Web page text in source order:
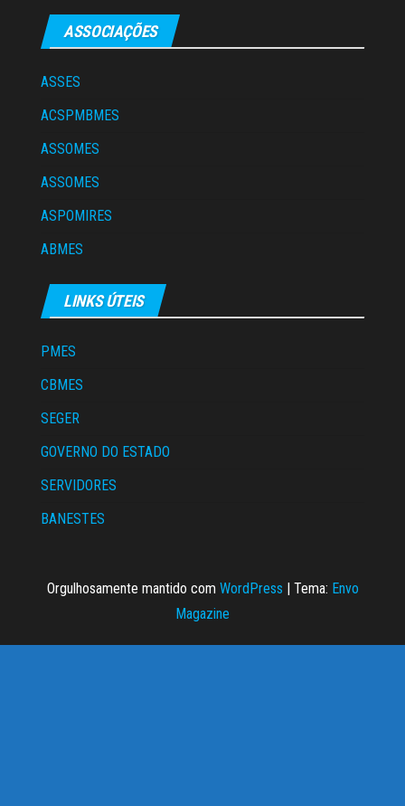
ASSOCIAÇÕES
ASSES
ACSPMBMES
ASSOMES
ASSOMES
ASPOMIRES
ABMES
LINKS ÚTEIS
PMES
CBMES
SEGER
GOVERNO DO ESTADO
SERVIDORES
BANESTES
Orgulhosamente mantido com WordPress | Tema: Envo
Magazine